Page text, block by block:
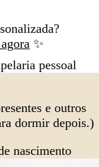
✨
pessoal
e outros
dormir depois.)
nascimento